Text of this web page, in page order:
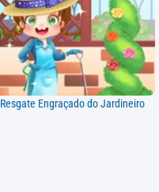
Resgate Engraçado do Jardineiro